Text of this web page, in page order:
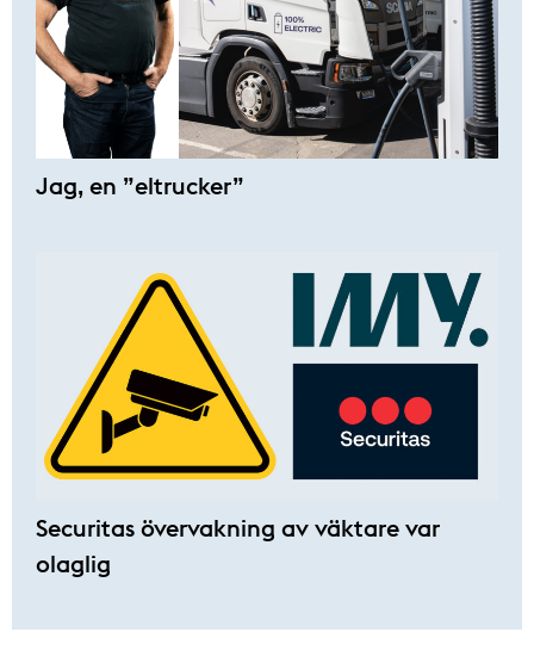
Jag, en ”eltrucker”
Securitas övervakning av väktare var
olaglig